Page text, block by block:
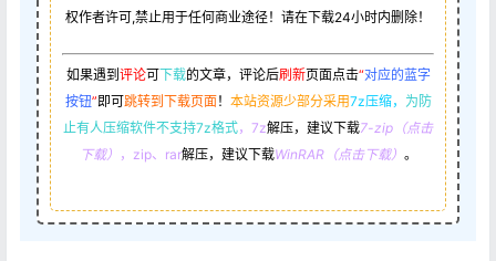
权作者许可,禁止用于任何商业途径！请在下载24小时内删除！
如果遇到 评论可下载的文章，评论后刷新页面点击“对应的蓝字
按钮”即可跳转到下载页面！ 本站资源少部分采用7z压缩， 为防
止有人压缩软件不支持7z格式，7z解压，建议下载7-zip（点击
下载） ，zip、rar解压，建议下载WinRAR（点击下载） 。